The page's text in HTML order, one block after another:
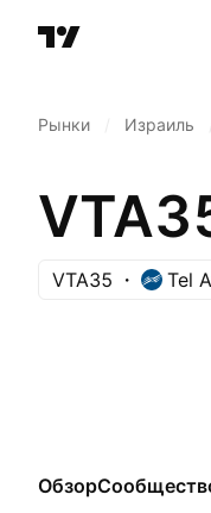
Рынки Израиль
VTA35 Tel
Обзор